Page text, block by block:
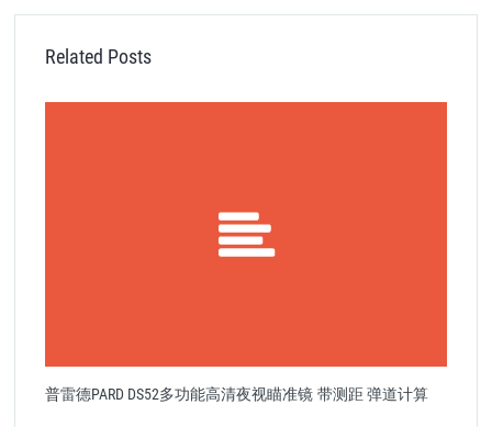
Related Posts
普雷德PARD DS52多功能高清夜视瞄准镜 带测距 弹道计算